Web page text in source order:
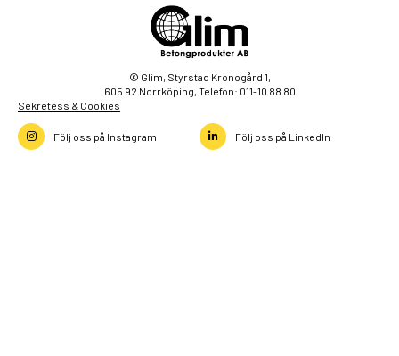
© Glim, Styrstad Kronogård 1,
605 92 Norrköping, Telefon: 011-10 88 80
Sekretess & Cookies
Följ oss på Instagram Följ oss på LinkedIn